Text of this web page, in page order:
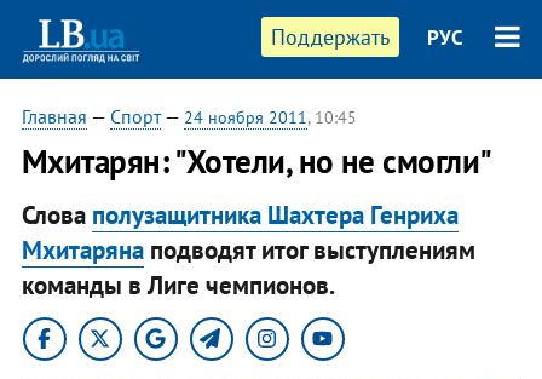
Поддержать РУС
Главная — Спорт— 24 ноября 2011, 10:45
Мхитарян: "Хотели, но не смогли"
Слова полузащитника Шахтера Генриха
Мхитарянаподводят итог выступлениям
команды в Лиге чемпионов.